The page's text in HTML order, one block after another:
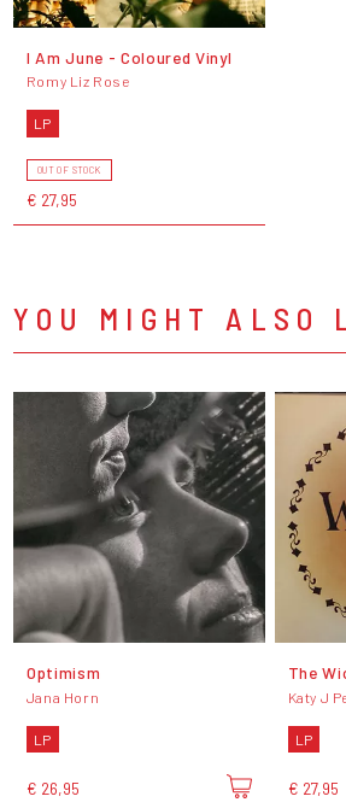
I Am June - Coloured Vinyl
Romy Liz Rose
LP
OUT OF STOCK
€ 27,95
YOU MIGHT ALSO
Optimism
Jana Horn
LP
€ 26,95
The
Katy J
LP
€ 27,95